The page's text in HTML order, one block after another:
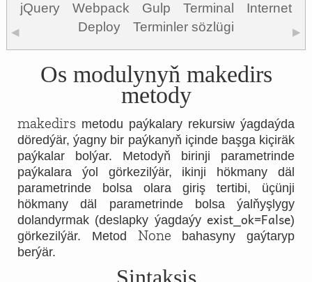
jQuery
Webpack Gulp Terminal
Internet
Deploy
Terminler sözlügi
◀ ▶
Os modulynyň makedirs
metody
makedirs metodu paýkalary rekursiw ýagdaýda
döredýär, ýagny bir paýkanyň içinde başga kiçiräk
paýkalar bolýar. Metodyň birinji parametrinde
paýkalara ýol görkezilýär, ikinji hökmany däl
parametrinde bolsa olara giriş tertibi, üçünji
hökmany däl parametrinde bolsa ýalňyşlygy
dolandyrmak (deslapky ýagdaýy exist_ok=False)
görkezilýär. Metod None bahasyny gaýtaryp
berýär.